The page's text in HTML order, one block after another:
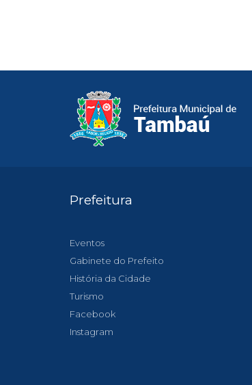
Prefeitura
Eventos
Gabinete do Prefeito
História da Cidade
Turismo
Facebook
Instagram